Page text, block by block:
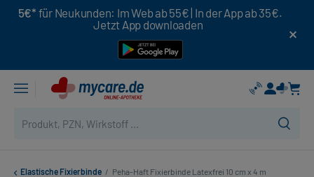
5€* für Neukunden: Im Web ab 55€ | In der App ab 35€.
Jetzt App downloaden
Elastische Fixierbinde / Peha-Haft Fixierbinde Latexfrei 10 cm x 4 m